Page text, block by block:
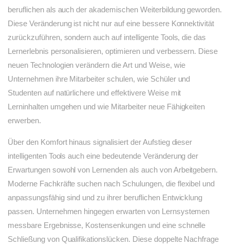
beruflichen als auch der akademischen Weiterbildung geworden.
Diese Veränderung ist nicht nur auf eine bessere Konnektivität
zurückzuführen, sondern auch auf intelligente Tools, die das
Lernerlebnis personalisieren, optimieren und verbessern. Diese
neuen Technologien verändern die Art und Weise, wie
Unternehmen ihre Mitarbeiter schulen, wie Schüler und
Studenten auf natürlichere und effektivere Weise mit
Lerninhalten umgehen und wie Mitarbeiter neue Fähigkeiten
erwerben.
Über den Komfort hinaus signalisiert der Aufstieg dieser
intelligenten Tools auch eine bedeutende Veränderung der
Erwartungen sowohl von Lernenden als auch von Arbeitgebern.
Moderne Fachkräfte suchen nach Schulungen, die flexibel und
anpassungsfähig sind und zu ihrer beruflichen Entwicklung
passen. Unternehmen hingegen erwarten von Lernsystemen
messbare Ergebnisse, Kostensenkungen und eine schnelle
Schließung von Qualifikationslücken. Diese doppelte Nachfrage